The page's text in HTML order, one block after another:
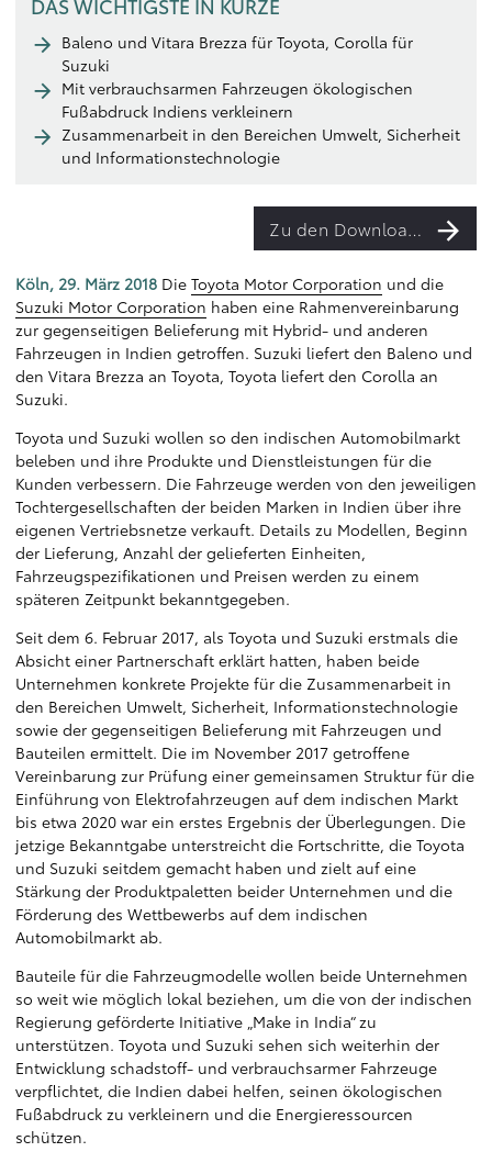
Baleno und Vitara Brezza für Toyota, Corolla für
Suzuki
Mit verbrauchsarmen Fahrzeugen ökologischen
Fußabdruck Indiens verkleinern
Zusammenarbeit in den Bereichen Umwelt, Sicherheit
und Informationstechnologie
Zu den Downloads
Köln, 29. März 2018 Die Toyota Motor Corporation und die
Suzuki Motor Corporation haben eine Rahmenvereinbarung
zur gegenseitigen Belieferung mit Hybrid- und anderen
Fahrzeugen in Indien getroffen. Suzuki liefert den Baleno und
den Vitara Brezza an Toyota, Toyota liefert den Corolla an
Suzuki.
Toyota und Suzuki wollen so den indischen Automobilmarkt
beleben und ihre Produkte und Dienstleistungen für die
Kunden verbessern. Die Fahrzeuge werden von den jeweiligen
Tochtergesellschaften der beiden Marken in Indien über ihre
eigenen Vertriebsnetze verkauft. Details zu Modellen, Beginn
der Lieferung, Anzahl der gelieferten Einheiten,
Fahrzeugspezifikationen und Preisen werden zu einem
späteren Zeitpunkt bekanntgegeben.
Seit dem 6. Februar 2017, als Toyota und Suzuki erstmals die
Absicht einer Partnerschaft erklärt hatten, haben beide
Unternehmen konkrete Projekte für die Zusammenarbeit in
den Bereichen Umwelt, Sicherheit, Informationstechnologie
sowie der gegenseitigen Belieferung mit Fahrzeugen und
Bauteilen ermittelt. Die im November 2017 getroffene
Vereinbarung zur Prüfung einer gemeinsamen Struktur für die
Einführung von Elektrofahrzeugen auf dem indischen Markt
bis etwa 2020 war ein erstes Ergebnis der Überlegungen. Die
jetzige Bekanntgabe unterstreicht die Fortschritte, die Toyota
und Suzuki seitdem gemacht haben und zielt auf eine
Stärkung der Produktpaletten beider Unternehmen und die
Förderung des Wettbewerbs auf dem indischen
Automobilmarkt ab.
Bauteile für die Fahrzeugmodelle wollen beide Unternehmen
so weit wie möglich lokal beziehen, um die von der indischen
Regierung geförderte Initiative „Make in India“ zu
unterstützen. Toyota und Suzuki sehen sich weiterhin der
Entwicklung schadstoff- und verbrauchsarmer Fahrzeuge
verpflichtet, die Indien dabei helfen, seinen ökologischen
Fußabdruck zu verkleinern und die Energieressourcen
schützen.